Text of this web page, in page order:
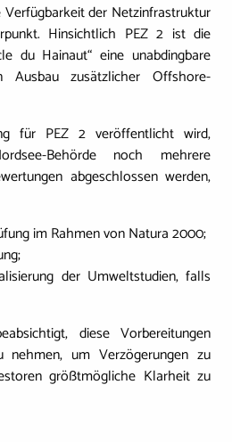
der Netzinfrastruktur
Hinsichtlich PEZ 2 ist die
du Hainaut“ eine unabdingbare
Ausbau zusätzlicher Offshore-
für PEZ 2 veröffentlicht wird,
Behörde noch mehrere
abgeschlossen werden,
im Rahmen von Natura 2000;
der Umweltstudien, falls
diese Vorbereitungen
um Verzögerungen zu
größtmögliche Klarheit zu